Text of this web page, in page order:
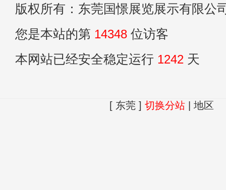
版权所有：东莞国憬展览展示有限公
您是本站的第 14348 位访客
本网站已经安全稳定运行 1242 天
[ 东莞 ] 切换分站| 地区